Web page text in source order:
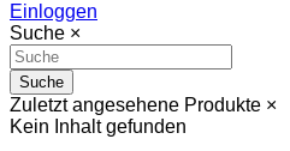
Einloggen
Suche ×
Suche
Zuletzt angesehene Produkte ×
Kein Inhalt gefunden